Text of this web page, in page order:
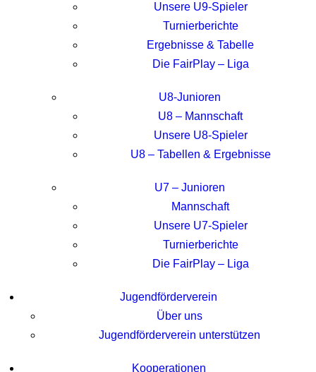
Unsere U9-Spieler
Turnierberichte
Ergebnisse & Tabelle
Die FairPlay – Liga
U8-Junioren
U8 – Mannschaft
Unsere U8-Spieler
U8 – Tabellen & Ergebnisse
U7 – Junioren
Mannschaft
Unsere U7-Spieler
Turnierberichte
Die FairPlay – Liga
Jugendförderverein
Über uns
Jugendförderverein unterstützen
Kooperationen